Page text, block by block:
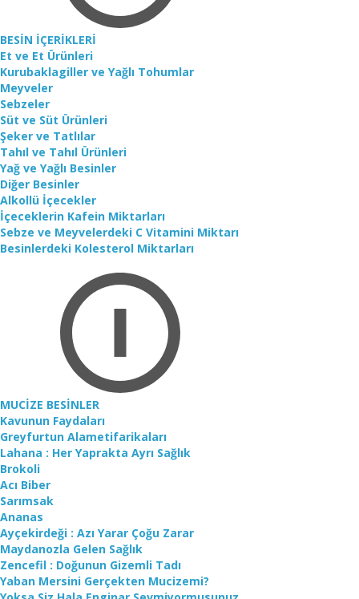
BESİN İÇERİKLERİ
Et ve Et Ürünleri
Kurubaklagiller ve Yağlı Tohumlar
Meyveler
Sebzeler
Süt ve Süt Ürünleri
Şeker ve Tatlılar
Tahıl ve Tahıl Ürünleri
Yağ ve Yağlı Besinler
Diğer Besinler
Alkollü İçecekler
İçeceklerin Kafein Miktarları
Sebze ve Meyvelerdeki C Vitamini Miktarı
Besinlerdeki Kolesterol Miktarları
MUCİZE BESİNLER
Kavunun Faydaları
Greyfurtun Alametifarikaları
Lahana : Her Yaprakta Ayrı Sağlık
Brokoli
Acı Biber
Sarımsak
Ananas
Ayçekirdeği : Azı Yarar Çoğu Zarar
Maydanozla Gelen Sağlık
Zencefil : Doğunun Gizemli Tadı
Yaban Mersini Gerçekten Mucizemi?